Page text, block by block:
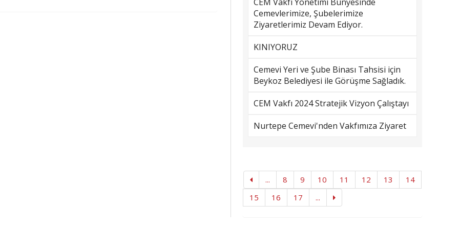
Cemevlerimize, Şubelerimize
Ziyaretlerimiz Devam Ediyor.
KINIYORUZ
Cemevi Yeri ve Şube Binası Tahsisi için
Beykoz Belediyesi ile Görüşme Sağladık.
CEM Vakfı 2024 Stratejik Vizyon Çalıştayı
Nurtepe Cemevi'nden Vakfımıza Ziyaret
... 8 9 10 11 12 13
14
15
16 17 ...